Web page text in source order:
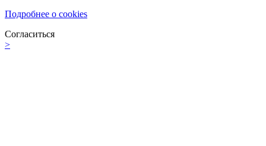
Подробнее о cookies
Согласиться
>